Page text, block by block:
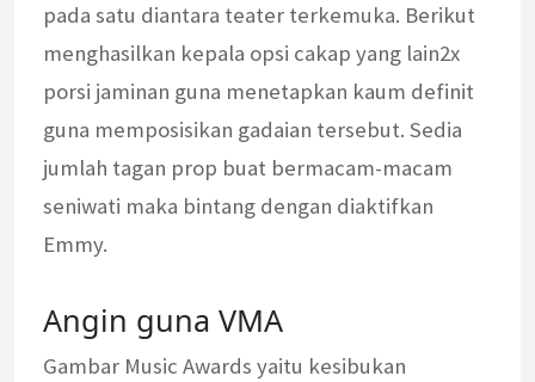
pada satu diantara teater terkemuka. Berikut
menghasilkan kepala opsi cakap yang lain2x
porsi jaminan guna menetapkan kaum definit
guna memposisikan gadaian tersebut. Sedia
jumlah tagan prop buat bermacam-macam
seniwati maka bintang dengan diaktifkan
Emmy.
Angin guna VMA
Gambar Music Awards yaitu kesibukan